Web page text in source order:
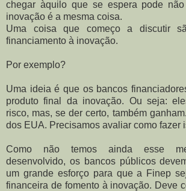
chegar àquilo que se espera pode
inovação é a mesma coisa.
Uma coisa que começo a discutir
financiamento à inovação.
Por exemplo?
Uma ideia é que os bancos
produto final da inovação. Ou seja:
risco, mas, se der certo, também
dos EUA. Precisamos avaliar como fazer
Como não temos ainda esse
desenvolvido, os bancos públicos
um grande esforço para que a Finep
financeira de fomento à inovação. Deve